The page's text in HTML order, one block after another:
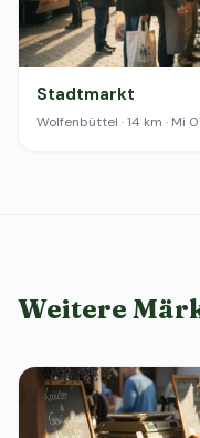
Stadtmarkt
Wolfenbüttel · 14 km · Mi
Weitere